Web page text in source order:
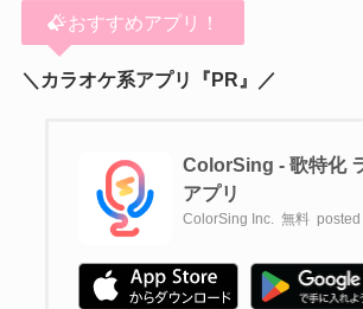
おすすめアプリ！
＼カラオケ系アプリ『PR』／
ColorSing - 歌特化
アプリ
ColorSing Inc. 無料 posted